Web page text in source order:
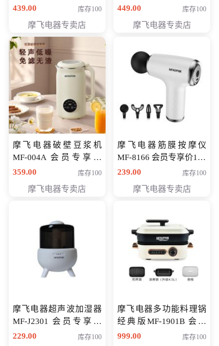
元
439.00 库存100
摩飞电器专卖店
专享价366元
449.00 库存100
摩飞电器专卖店
摩飞电器破壁豆浆机
MF-004A 会员专享价
168元
359.00 库存100
摩飞电器专卖店
摩飞电器筋膜按摩仪
MF-8166 会员专享价168
元
239.00 库存100
摩飞电器专卖店
摩飞电器超声波加湿器
MF-J2301 会员专享价
168元
229.00 库存100
摩飞电器多功能料理锅
经典版MF-1901B 会员
专享价399元
999.00 库存100